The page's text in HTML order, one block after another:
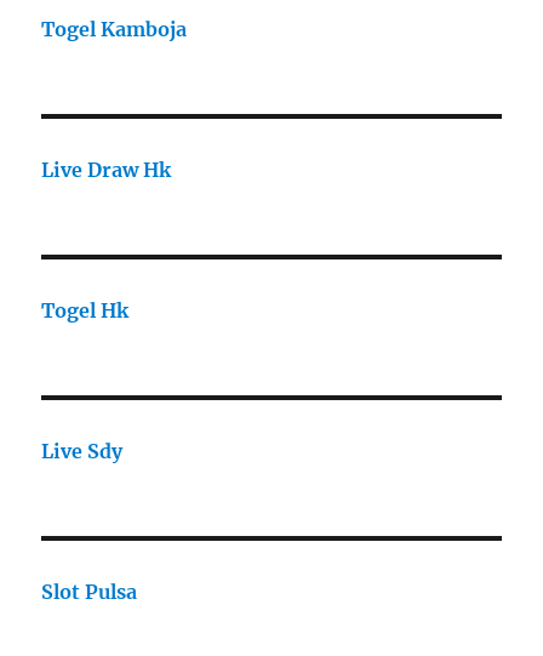
Togel Kamboja
Live Draw Hk
Togel Hk
Live Sdy
Slot Pulsa